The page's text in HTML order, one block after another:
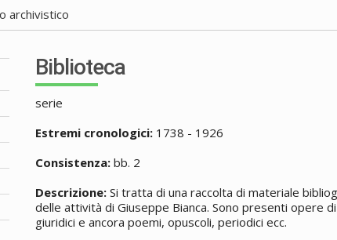
archivistico
Biblioteca
serie
Estremi cronologici: 1738 - 1926
Consistenza: bb. 2
Descrizione: Si tratta di una raccolta di materiale
delle attività di Giuseppe Bianca. Sono presenti opere
giuridici e ancora poemi, opuscoli, periodici ecc.